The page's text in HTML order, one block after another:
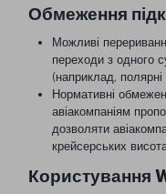
Обмеження
Можливі
переходи з одного
(наприклад, полярні
Нормативні
авіакомпаніям
дозволяти
крейсерських
Користування